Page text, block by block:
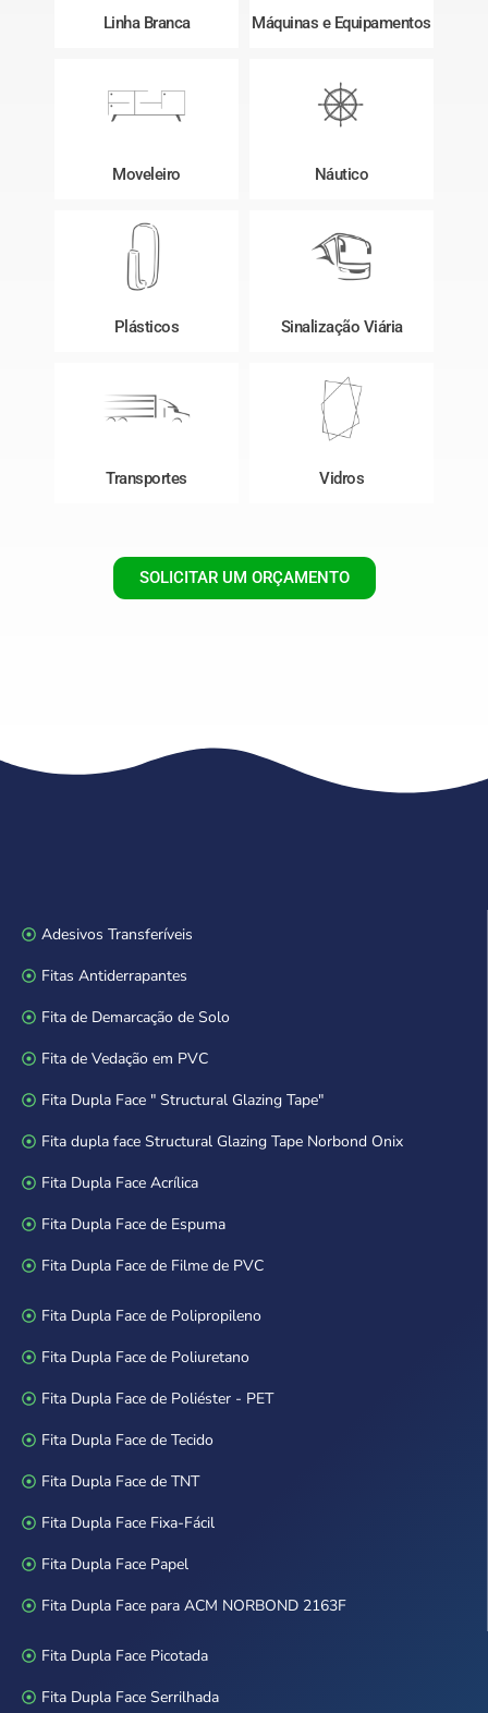
Linha Branca Máquinas e Equipamentos
Moveleiro Náutico
Plásticos Sinalização Viária
Transportes Vidros
SOLICITAR UM ORÇAMENTO
Adesivos Transferíveis
Fitas Antiderrapantes
Fita de Demarcação de Solo
Fita de Vedação em PVC
Fita Dupla Face " Structural Glazing Tape"
Fita dupla face Structural Glazing Tape Norbond Onix
Fita Dupla Face Acrílica
Fita Dupla Face de Espuma
Fita Dupla Face de Filme de PVC
Fita Dupla Face de Polipropileno
Fita Dupla Face de Poliuretano
Fita Dupla Face de Poliéster - PET
Fita Dupla Face de Tecido
Fita Dupla Face de TNT
Fita Dupla Face Fixa-Fácil
Fita Dupla Face Papel
Fita Dupla Face para ACM NORBOND 2163F
Fita Dupla Face Picotada
Fita Dupla Face Serrilhada